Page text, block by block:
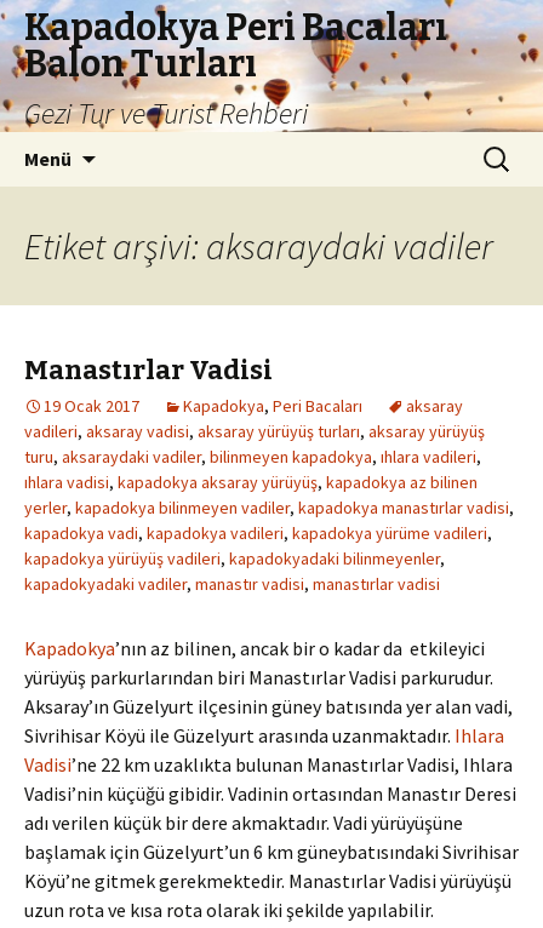
Kapadokya Peri Bacaları
Balon Turları
Gezi Tur ve Turist Rehberi
Menü Arama:
Etiket arşivi: aksaraydaki vadiler
Manastırlar Vadisi
19 Ocak 2017 Kapadokya, Peri Bacaları
aksaray
vadileri, aksaray vadisi, aksaray yürüyüş turları, aksaray yürüyüş
turu, aksaraydaki vadiler, bilinmeyen kapadokya, ıhlara vadileri,
ıhlara vadisi, kapadokya aksaray yürüyüş, kapadokya az bilinen
yerler, kapadokya bilinmeyen vadiler, kapadokya manastırlar vadisi,
kapadokya vadi, kapadokya vadileri, kapadokya yürüme vadileri,
kapadokya yürüyüş vadileri, kapadokyadaki bilinmeyenler,
kapadokyadaki vadiler, manastır vadisi, manastırlar vadisi
Kapadokya’nın az bilinen, ancak bir o kadar da etkileyici
yürüyüş parkurlarından biri Manastırlar Vadisi parkurudur.
Aksaray’ın Güzelyurt ilçesinin güney batısında yer alan vadi,
Sivrihisar Köyü ile Güzelyurt arasında uzanmaktadır. Ihlara
Vadisi’ne 22 km uzaklıkta bulunan Manastırlar Vadisi, Ihlara
Vadisi’nin küçüğü gibidir. Vadinin ortasından Manastır Deresi
adı verilen küçük bir dere akmaktadır. Vadi yürüyüşüne
başlamak için Güzelyurt’un 6 km güneybatısındaki Sivrihisar
Köyü’ne gitmek gerekmektedir. Manastırlar Vadisi yürüyüşü
uzun rota ve kısa rota olarak iki şekilde yapılabilir.